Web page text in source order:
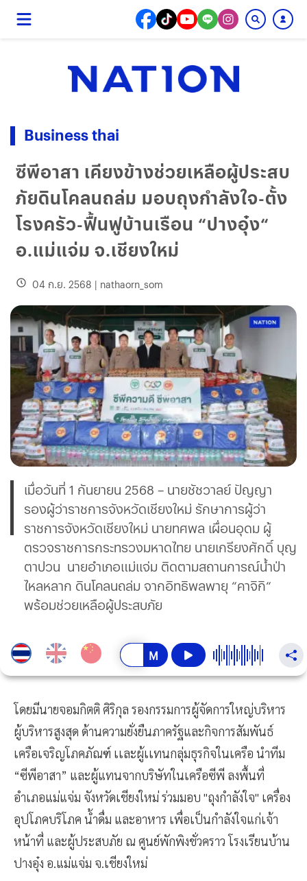
Business thai
ซีพีอาสา เคียงข้างช่วยเหลือผู้ประสบ
ภัยดินโคลนถล่ม มอบถุงกำลังใจ-ตั้ง
โรงครัว-ฟื้นฟูบ้านเรือน “ปางอุ๋ง“
อ.แม่แจ่ม จ.เชียงใหม่
04 ก.ย. 2568 | nathaorn_som
เมื่อวันที่ 1 กันยายน 2568 – นายชัชวาลย์ ปัญญา
รองผู้ว่าราชการจังหวัดเชียงใหม่ รักษาการผู้ว่า
ราชการจังหวัดเชียงใหม่ นายทศพล เผื่อนอุดม ผู้
ตรวจราชการกระทรวงมหาดไทย นายเกรียงศักดิ์ บุญ
ตาปวน นายอำเภอแม่เเจ่ม ติดตามสถานการณ์น้ำป่า
ไหลหลาก ดินโคลนถล่ม จากอิทธิพลพายุ “คาจิกิ“
พร้อมช่วยเหลือผู้ประสบภัย
โดยมีนายจอมกิตติ ศิริกุล รองกรรมการผู้จัดการใหญ่บริหาร
ผู้บริหารสูงสุด ด้านความยั่งยืนภาครัฐและกิจการสัมพันธ์
เครือเจริญโภคภัณฑ์ เเละผู้เเทนกลุ่มธุรกิจในเครือ นำทีม
“ซีพีอาสา” และผู้แทนจากบริษัทในเครือซีพี ลงพื้นที่
อำเภอแม่แจ่ม จังหวัดเชียงใหม่ ร่วมมอบ "ถุงกำลังใจ" เครื่อง
อุปโภคบริโภค น้ำดื่ม และอาหาร เพื่อเป็นกำลังใจแก่เจ้า
หน้าที่ และผู้ประสบภัย ณ ศูนย์พักพิงชั่วคราว โรงเรียนบ้าน
ปางอุ๋ง อ.แม่แจ่ม จ.เชียงใหม่